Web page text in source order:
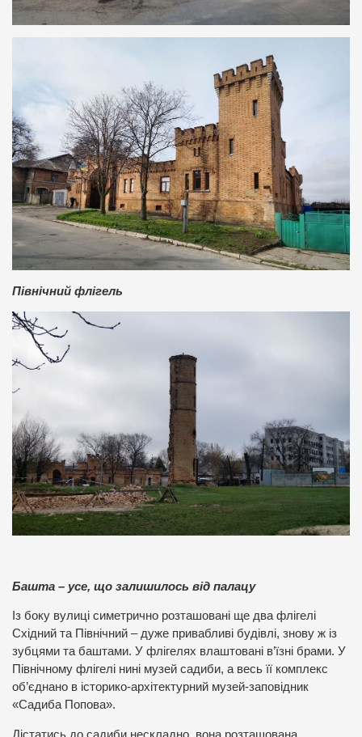
Північний флігель
Башта – усе, що залишилось від палацу
Із боку вулиці симетрично розташовані ще два флігелі
Східний та Північний – дуже привабливі будівлі, знову ж із
зубцями та баштами. У флігелях влаштовані в’їзні брами. У
Північному флігелі нині музей садиби, а весь її комплекс
об’єднано в історико-архітектурний музей-заповідник
«Садиба Попова».